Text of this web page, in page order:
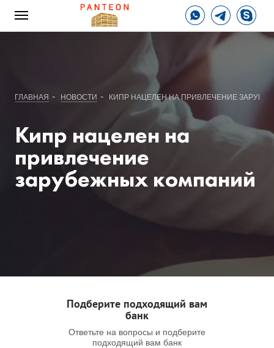
ГЛАВНАЯ - НОВОСТИ - КИПР НАЦЕЛЕН НА ПРИВЛЕЧЕНИЕ
Кипр нацелен на
привлечение
зарубежных компаний
Подберите подходящий вам
банк
Ответьте на вопросы и подберите
подходящий вам банк